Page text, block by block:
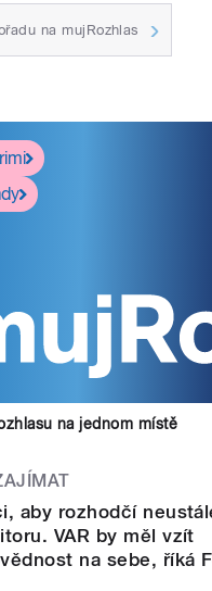
na mujRozhlas
na jednom místě
aby rozhodčí
VAR by měl vzít
na sebe, říká